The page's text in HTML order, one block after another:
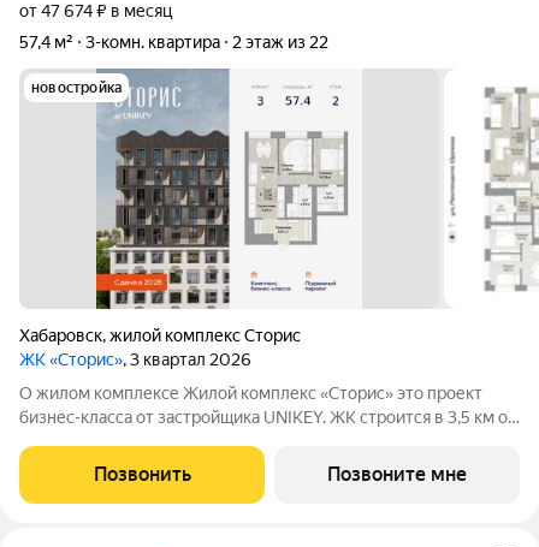
от 47 674 ₽ в месяц
57,4 м²
3-комн. квартира 2 этаж из 22
новостройка
Хабаровск,жилой комплекс Сторис
ЖК «Сторис», 3 квартал 2026
О жилом комплексе Жилой комплекс «Сторис» это проект
бизнес-класса от застройщика UNIKEY. ЖК строится в 3,5 км от
«Бизнес», «Детство» и «Интеллект». В проекте
предусмотрены общественные
Позвонить Позвоните мне